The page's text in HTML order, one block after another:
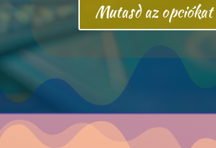
Mutasd az opciókat